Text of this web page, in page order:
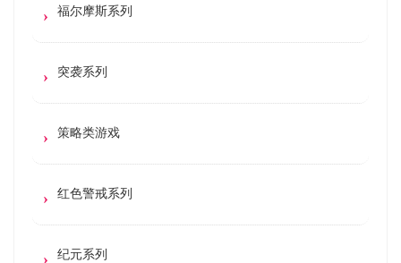
福尔摩斯系列
突袭系列
策略类游戏
红色警戒系列
纪元系列